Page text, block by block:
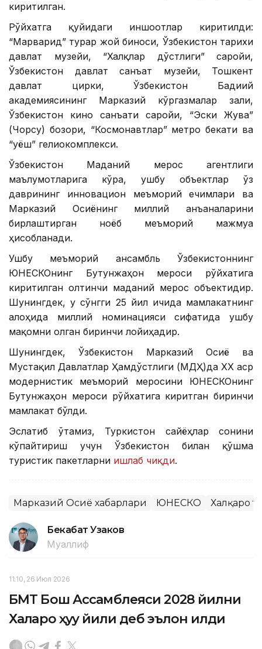
киритилган.
Рўйхатга қуйидаги иншоотлар киритилди:
“Марварид” турар жой биноси, Ўзбекистон тарихи
давлат музейи, “Халқлар дўстлиги” саройи,
Ўзбекистон давлат санъат музейи, Тошкент
давлат цирки, Ўзбекистон Бадиий
академиясининг Марказий кўргазмалар зали,
Ўзбекистон кино санъати саройи, “Эски Жува”
(Чорсу) бозори, “Космонавтлар” метро бекати ва
“Қуёш” гелиокомплекси.
Ўзбекистон Маданий мерос агентлиги
маълумотларига кўра, ушбу объектлар ўз
даврининг инновацион меъморий ечимлари ва
Марказий Осиёнинг миллий анъаналарини
бирлаштирган ноёб меъморий мажмуа
ҳисобланади.
Ушбу меъморий ансамбль Ўзбекистоннинг
ЮНEСКОнинг Бутунжаҳон мероси рўйхатига
киритилган олтинчи маданий мерос объектидир.
Шунингдек, у сўнгги 25 йил ичида мамлакатнинг
алоҳида миллий номинацияси сифатида ушбу
мақомни олган биринчи лойиҳадир.
Шунингдек, Ўзбекистон Марказий Осиё ва
Мустақил Давлатлар Ҳамдўстлиги (МДҲ)да ХХ аср
модернистик меъморий меросини ЮНEСКОнинг
Бутунжаҳон мероси рўйхатига киритган биринчи
мамлакат бўлди.
Эслатиб ўтамиз, Туркистон сайёҳлар сонини
кўпайтириш учун Ўзбекистон билан қўшма
туристик пакетларни ишлаб чиқди.
Марказий Осиё хабарлари ЮНЕСКО Халқаро
Бекабат Узаков
Муаллиф
11:10, 26 Июл 2026
БМТ Бош Ассамблеяси 2028 йилни
Халқаро ҳуқуқ йили деб эълон қилди